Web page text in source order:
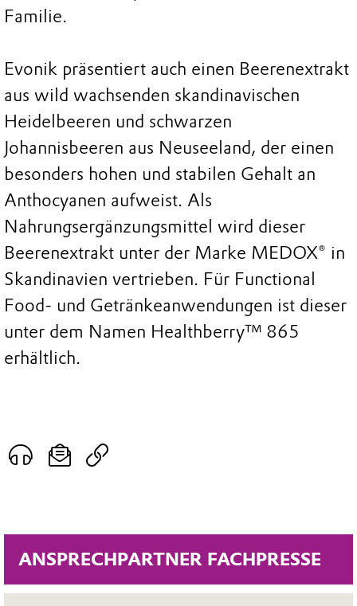
ANSPRECHPARTNER FACHPRESSE
Familie.
Evonik präsentiert auch einen Beerenextrakt
aus wild wachsenden skandinavischen
Heidelbeeren und schwarzen
Johannisbeeren aus Neuseeland, der einen
besonders hohen und stabilen Gehalt an
Anthocyanen aufweist. Als
Nahrungsergänzungsmittel wird dieser
Beerenextrakt unter der Marke MEDOX® in
Skandinavien vertrieben. Für Functional
Food- und Getränkeanwendungen ist dieser
unter dem Namen Healthberry™ 865
erhältlich.